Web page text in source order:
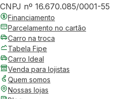
CNPJ nº 16.670.085/0001-55
Financiamento
Parcelamento no cartão
Carro na troca
Tabela Fipe
Carro Ideal
Venda para lojistas
Quem somos
Nossas lojas